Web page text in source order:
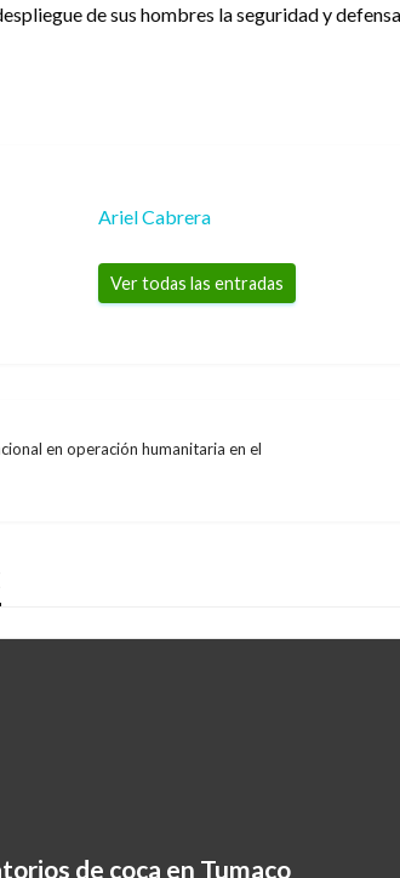
de sus hombres la seguridad y
Ariel Cabrera
Ver todas las entradas
en operación humanitaria en el
de coca en Tumaco